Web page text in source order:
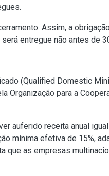
Assim, a
entregue não antes de
(Qualified Domestic
Organização para a
auferido receita anual
mínima efetiva de 15%,
que as empresas